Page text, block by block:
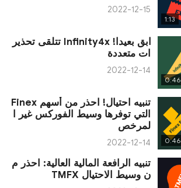
1:13
2022-12-15
0:46
ابق بعيدا! Infinity4x تتلقى تحذير
ات متعددة
2022-12-14
0:46
تنبيه احتيال! احذر من أسهم Finex
التي توفرها وسيط الفوركس غير ا
لمرخص
2022-12-14
تنبيه الرافعة المالية العالية: احذر م
ن وسيط الاحتيال TMFX